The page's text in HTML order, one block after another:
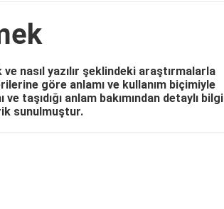
nasıl yazılır şeklindeki araştırmalarla
göre anlamı ve kullanım biçimiyle
taşıdığı anlam bakımından detaylı bilgi
sunulmuştur.